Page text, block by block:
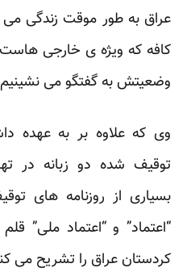
عراق به طور موقت زندگی می
کافه که ویژه ی خارجی هاست
وضعیتش به گفتگو می
وی که علاوه بر به عهده
توقیف شده دو زبانه در
بسیاری از روزنامه های
“اعتماد” و “اعتماد ملی”
کردستان عراق را تشریح می